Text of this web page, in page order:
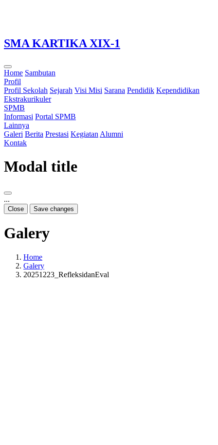
SMA KARTIKA XIX-1
Home Sambutan
Profil
Profil Sekolah Sejarah Visi Misi Sarana Pendidik Kependidikan
Ekstrakurikuler
SPMB
Informasi Portal SPMB
Lainnya
Galeri Berita Prestasi Kegiatan Alumni
Kontak
Modal title
...
Close Save changes
Galery
Home
Galery
20251223_RefleksidanEval